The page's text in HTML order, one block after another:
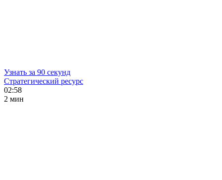
Узнать за 90 секунд
Стратегический ресурс
02:58
2 мин